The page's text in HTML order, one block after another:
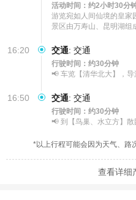
活动时间：约2小时30分
游览宛如人间仙境的皇家
景区由万寿山、昆明湖组
16:20 交通: 交通
行驶时间：约30分钟
📢 车览【清华北大】，导
16:50 交通: 交通
行驶时间：约30分钟
📢 到【鸟巢、水立方】散
*以上行程可能会因为天气、路
查看详细